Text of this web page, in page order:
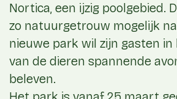
Nortica, een ijzig poolgebied.
zo natuurgetrouw mogelijk
nieuwe park wil zijn gasten
van de dieren spannende
beleven.